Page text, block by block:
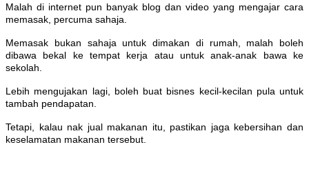
Malah di internet pun banyak blog dan video yang mengajar cara
memasak, percuma sahaja.
Memasak bukan sahaja untuk dimakan di rumah, malah boleh
dibawa bekal ke tempat kerja atau untuk anak-anak bawa ke
sekolah.
Lebih mengujakan lagi, boleh buat bisnes kecil-kecilan pula untuk
tambah pendapatan.
Tetapi, kalau nak jual makanan itu, pastikan jaga kebersihan dan
keselamatan makanan tersebut.